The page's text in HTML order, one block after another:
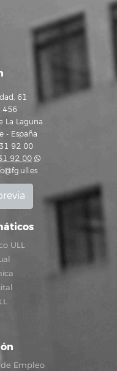
61
456
La Laguna
- España
92 00
92 00
ULL
Empleo